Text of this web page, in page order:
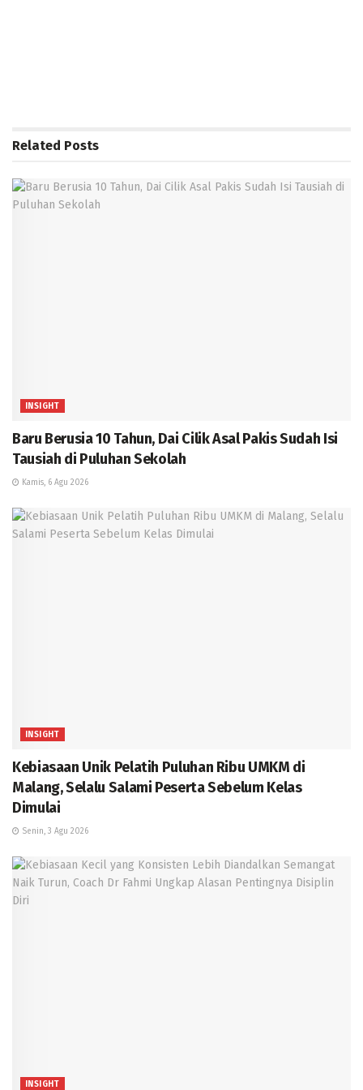
Related Posts
INSIGHT
Baru Berusia 10 Tahun, Dai Cilik Asal Pakis Sudah Isi
Tausiah di Puluhan Sekolah
Kamis, 6 Agu 2026
INSIGHT
Kebiasaan Unik Pelatih Puluhan Ribu UMKM di
Malang, Selalu Salami Peserta Sebelum Kelas
Dimulai
Senin, 3 Agu 2026
INSIGHT